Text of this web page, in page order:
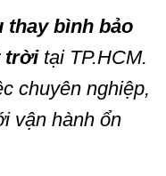
thay bình bảo
trờitại TP.HCM.
chuyên nghiệp,
vận hành ổn